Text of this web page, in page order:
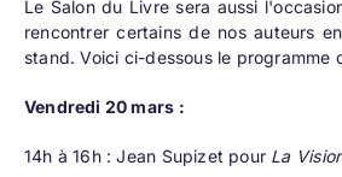
Le Salon du Livre sera aussi
rencontrer certains de nos auteurs
stand. Voici ci-dessous le programme
Vendredi 20 mars :
14h à 16h : Jean Supizet pour La